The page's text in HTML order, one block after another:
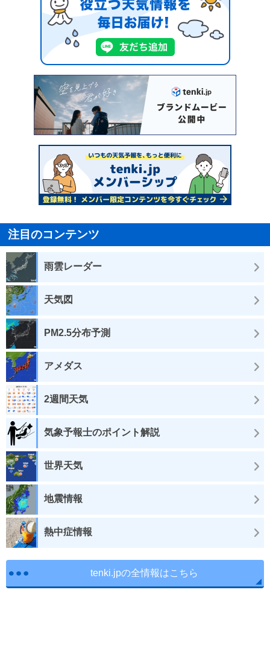
注目のコンテンツ
雨雲レーダー
天気図
PM2.5分布予測
アメダス
2週間天気
気象予報士のポイント解説
世界天気
地震情報
熱中症情報
tenki.jpの全情報はこちら